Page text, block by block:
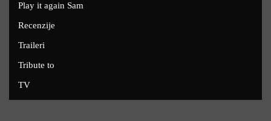
Play it again Sam
Recenzije
Traileri
Tribute to
TV